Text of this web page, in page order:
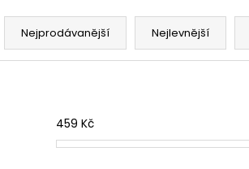
Nejprodávanější Nejlevnější
459 Kč
ŠATY KATE S KAPSAMI WINE
199 Kč